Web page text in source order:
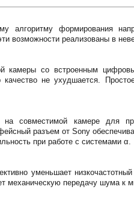
алгоритму формирования
возможности реализованы в
камеры со встроенным
не ухудшается.
на совместимой камере для
разъем от Sony
при работе с системами α.
уменьшает
механическую передачу шума к